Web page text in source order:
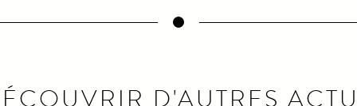
D'AUTRES